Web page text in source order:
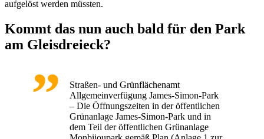
aufgelöst werden müssten.
Kommt das nun auch bald für den Park
am Gleisdreieck?
Straßen- und Grünflächenamt
Allgemeinverfügung James-Simon-Park
– Die Öffnungszeiten in der öffentlichen
Grünanlage James-Simon-Park und in
dem Teil der öffentlichen Grünanlage